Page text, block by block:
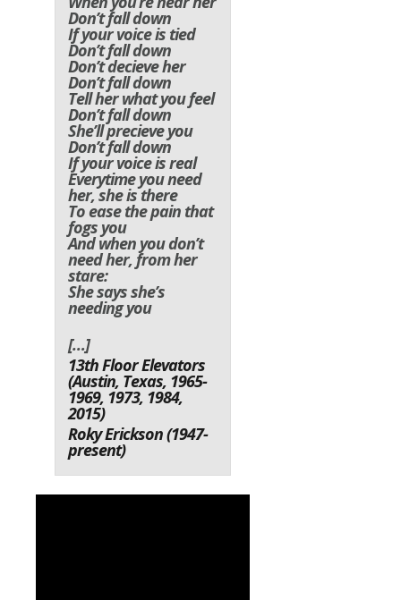
Don’t fall down
If your voice is tied
Don’t fall down
Don’t decieve her
Don’t fall down
Tell her what you feel
Don’t fall down
She’ll precieve you
Don’t fall down
If your voice is real
Everytime you need
her, she is there
To ease the pain that
fogs you
And when you don’t
need her, from her
stare:
She says she’s
needing you
[…]
13th Floor Elevators
(Austin, Texas, 1965-
1969, 1973, 1984,
2015)
Roky Erickson (1947-
present)